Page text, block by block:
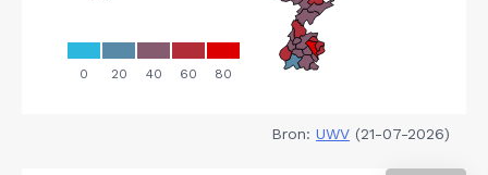
Bron: UWV (21-07-2026)